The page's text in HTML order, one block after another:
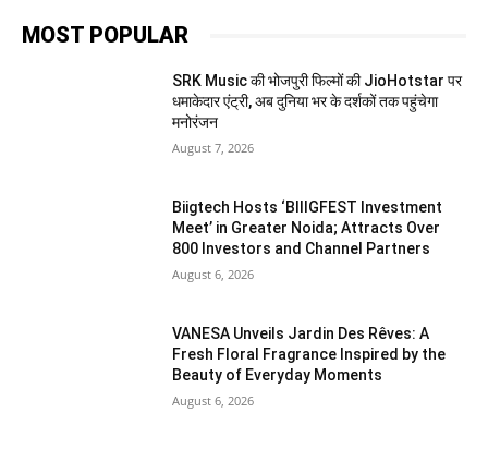
MOST POPULAR
SRK Music की भोजपुरी फिल्मों की JioHotstar पर
धमाकेदार एंट्री, अब दुनिया भर के दर्शकों तक पहुंचेगा
मनोरंजन
August 7, 2026
Biigtech Hosts ‘BIIIGFEST Investment
Meet’ in Greater Noida; Attracts Over
800 Investors and Channel Partners
August 6, 2026
VANESA Unveils Jardin Des Rêves: A
Fresh Floral Fragrance Inspired by the
Beauty of Everyday Moments
August 6, 2026